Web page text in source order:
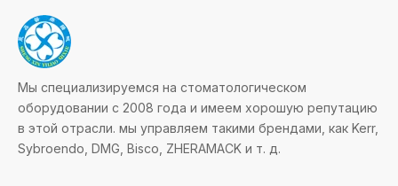
Мы специализируемся на стоматологическом
оборудовании с 2008 года и имеем хорошую репутацию
в этой отрасли. мы управляем такими брендами, как Kerr,
Sybroendo, DMG, Bisco, ZHERAMACK и т. д.